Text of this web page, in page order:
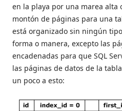
en la playa por una marea alta
montón de páginas para una
está organizado sin ningún
forma o manera, excepto las
encadenadas para que SQL
las páginas de datos de la
un poco a esto: